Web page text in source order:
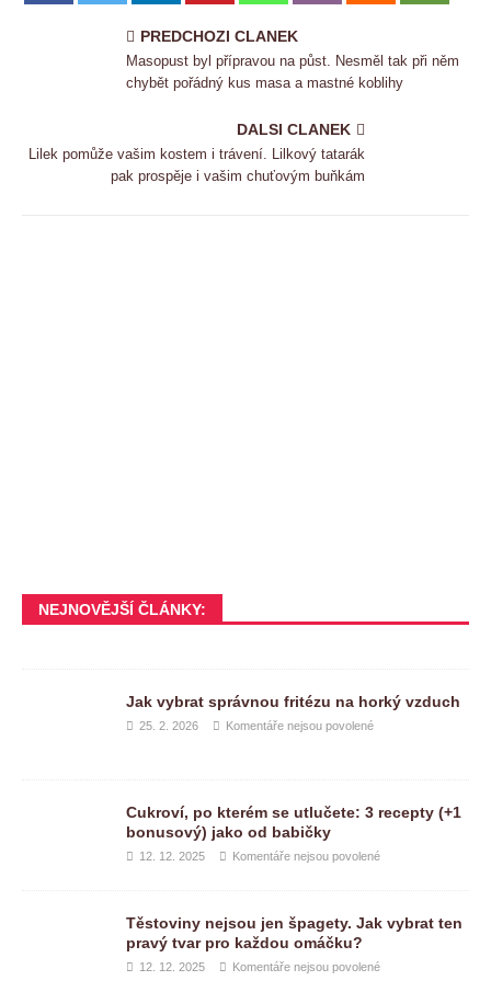
PREDCHOZI CLANEK
Masopust byl přípravou na půst. Nesměl tak při něm
chybět pořádný kus masa a mastné koblihy
DALSI CLANEK
Lilek pomůže vašim kostem i trávení. Lilkový tatarák
pak prospěje i vašim chuťovým buňkám
NEJNOVĚJŠÍ ČLÁNKY:
Jak vybrat správnou fritézu na horký vzduch
25. 2. 2026 Komentáře nejsou povolené
Cukroví, po kterém se utlučete: 3 recepty (+1
bonusový) jako od babičky
12. 12. 2025 Komentáře nejsou povolené
Těstoviny nejsou jen špagety. Jak vybrat ten
pravý tvar pro každou omáčku?
12. 12. 2025 Komentáře nejsou povolené